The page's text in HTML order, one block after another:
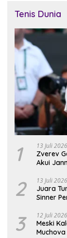
Tenis Dunia
1 13 Juli 2026
Zverev
Akui
2 13 Juli 2026
Juara
Sinner
3 12 Juli 2026
Meski